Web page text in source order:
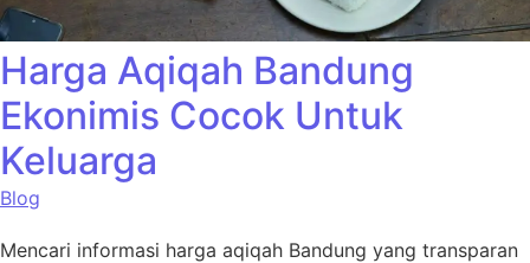
Harga Aqiqah Bandung
Ekonimis Cocok Untuk
Keluarga
Blog
Mencari informasi harga aqiqah Bandung yang transparan